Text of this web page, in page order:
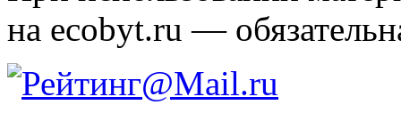
на ecobyt.ru —